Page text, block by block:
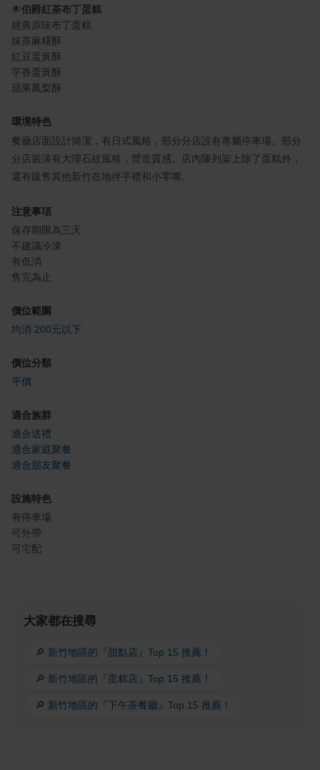
🌟伯爵紅茶布丁蛋糕
經典原味布丁蛋糕
抹茶麻糬酥
紅豆蛋黃酥
芋香蛋黃酥
蘋果鳳梨酥
環境特色
餐廳店面設計簡潔，有日式風格，部分分店設有專屬停車場。部分
分店裝潢有大理石紋風格，營造質感。店內陳列架上除了蛋糕外，
還有販售其他新竹在地伴手禮和小零嘴。
注意事項
保存期限為三天
不建議冷凍
有低消
售完為止
價位範圍
均消 200元以下
價位分類
平價
適合族群
適合送禮
適合家庭聚餐
適合朋友聚餐
設施特色
有停車場
可外帶
可宅配
大家都在搜尋
🔎 新竹地區的『甜點店』Top 15 推薦！
🔎 新竹地區的『蛋糕店』Top 15 推薦！
🔎 新竹地區的『下午茶餐廳』Top 15 推薦！